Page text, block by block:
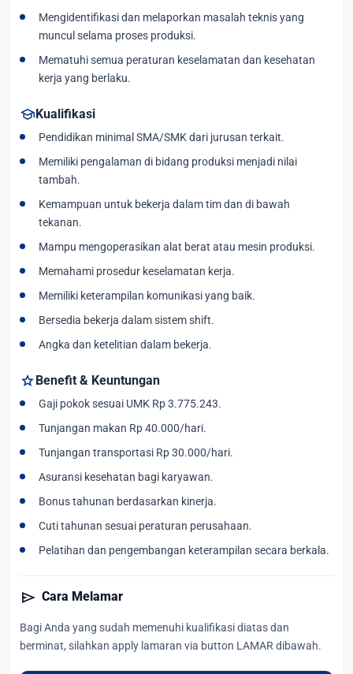
Mengidentifikasi dan melaporkan masalah teknis yang
muncul selama proses produksi.
Mematuhi semua peraturan keselamatan dan kesehatan
kerja yang berlaku.
schoolKualifikasi
Pendidikan minimal SMA/SMK dari jurusan terkait.
Memiliki pengalaman di bidang produksi menjadi nilai
tambah.
Kemampuan untuk bekerja dalam tim dan di bawah
tekanan.
Mampu mengoperasikan alat berat atau mesin produksi.
Memahami prosedur keselamatan kerja.
Memiliki keterampilan komunikasi yang baik.
Bersedia bekerja dalam sistem shift.
Angka dan ketelitian dalam bekerja.
starBenefit & Keuntungan
Gaji pokok sesuai UMK Rp 3.775.243.
Tunjangan makan Rp 40.000/hari.
Tunjangan transportasi Rp 30.000/hari.
Asuransi kesehatan bagi karyawan.
Bonus tahunan berdasarkan kinerja.
Cuti tahunan sesuai peraturan perusahaan.
Pelatihan dan pengembangan keterampilan secara berkala.
send Cara Melamar
Bagi Anda yang sudah memenuhi kualifikasi diatas dan
berminat, silahkan apply lamaran via button LAMAR dibawah.